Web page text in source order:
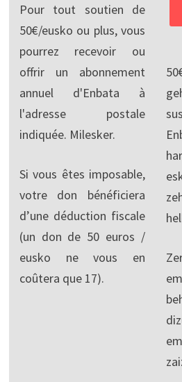
Pour tout soutien de
50€/eusko ou plus, vous
pourrez recevoir ou
offrir un abonnement
annuel d'Enbata à
l'adresse postale
indiquée. Milesker.
Si vous êtes imposable,
votre don bénéficiera
d’une déduction fiscale
(un don de 50 euros /
eusko ne vous en
coûtera que 17).